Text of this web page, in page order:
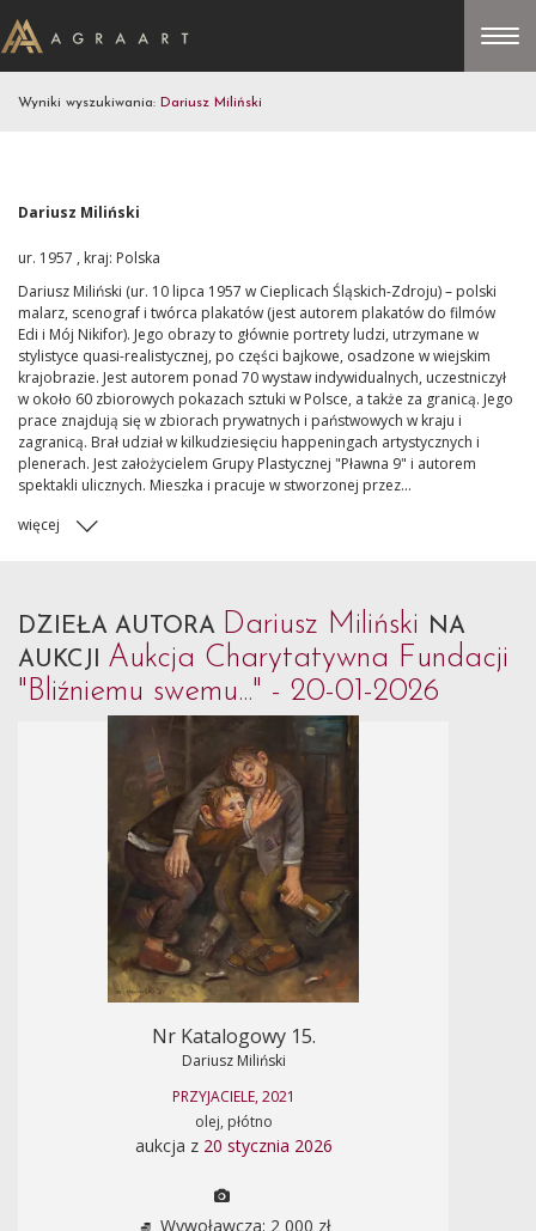
Wyniki wyszukiwania: Dariusz Miliński
Dariusz Miliński
ur. 1957 , kraj: Polska
Dariusz Miliński (ur. 10 lipca 1957 w Cieplicach Śląskich-Zdroju) – polski
malarz, scenograf i twórca plakatów (jest autorem plakatów do filmów
Edi i Mój Nikifor). Jego obrazy to głównie portrety ludzi, utrzymane w
stylistyce quasi-realistycznej, po części bajkowe, osadzone w wiejskim
krajobrazie. Jest autorem ponad 70 wystaw indywidualnych, uczestniczył
w około 60 zbiorowych pokazach sztuki w Polsce, a także za granicą. Jego
prace znajdują się w zbiorach prywatnych i państwowych w kraju i
zagranicą. Brał udział w kilkudziesięciu happeningach artystycznych i
plenerach. Jest założycielem Grupy Plastycznej "Pławna 9" i autorem
spektakli ulicznych. Mieszka i pracuje w stworzonej przez...
więcej
DZIEŁA AUTORA Dariusz Miliński NA
AUKCJI Aukcja Charytatywna Fundacji
"Bliźniemu swemu..." - 20-01-2026
Nr Katalogowy 15.
Dariusz Miliński
PRZYJACIELE, 2021
olej, płótno
aukcja z 20 stycznia 2026
Wywoławcza: 2 000 zł